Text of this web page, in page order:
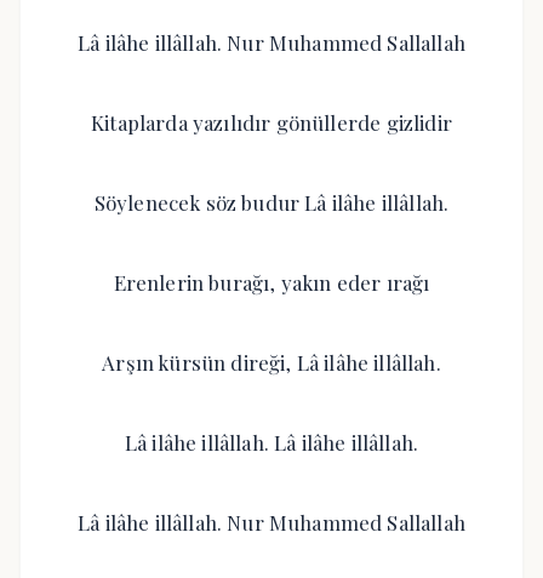
Lâ ilâhe illâllah. Nur Muhammed Sallallah
Kitaplarda yazılıdır gönüllerde gizlidir
Söylenecek söz budur Lâ ilâhe illâllah.
Erenlerin burağı, yakın eder ırağı
Arşın kürsün direği, Lâ ilâhe illâllah.
Lâ ilâhe illâllah. Lâ ilâhe illâllah.
Lâ ilâhe illâllah. Nur Muhammed Sallallah